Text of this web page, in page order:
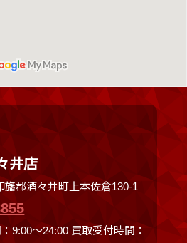
井店
旛郡酒々井町上本佐倉130-1
9:00～24:00 買取受付時間：